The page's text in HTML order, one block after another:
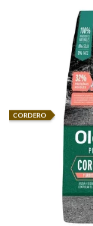
CORDERO